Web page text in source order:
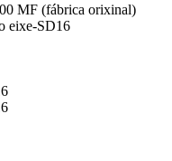
MF (fábrica orixinal)
eixe-SD16